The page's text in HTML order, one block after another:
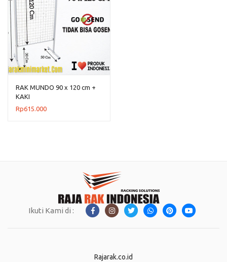
RAK MUNDO 90 x 120 cm +
KAKI
Rp615.000
Ikuti Kami di :
Rajarak.co.id